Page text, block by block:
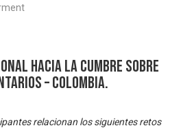
hacia la Cumbre sobre
– Colombia.
relacionan los siguientes retos